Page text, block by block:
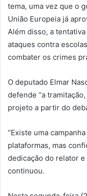
tema, uma vez que o
União Europeia já
Além disso, a
ataques contra
combater os crimes
O deputado Elmar
defende “a
projeto a partir do
“Existe uma
plataformas, mas
dedicação do relator e
continuou.